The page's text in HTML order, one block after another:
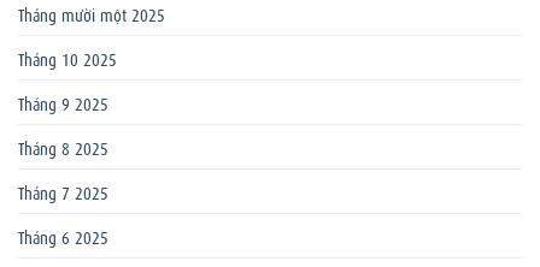
Tháng mười một 2025
Tháng 10 2025
Tháng 9 2025
Tháng 8 2025
Tháng 7 2025
Tháng 6 2025